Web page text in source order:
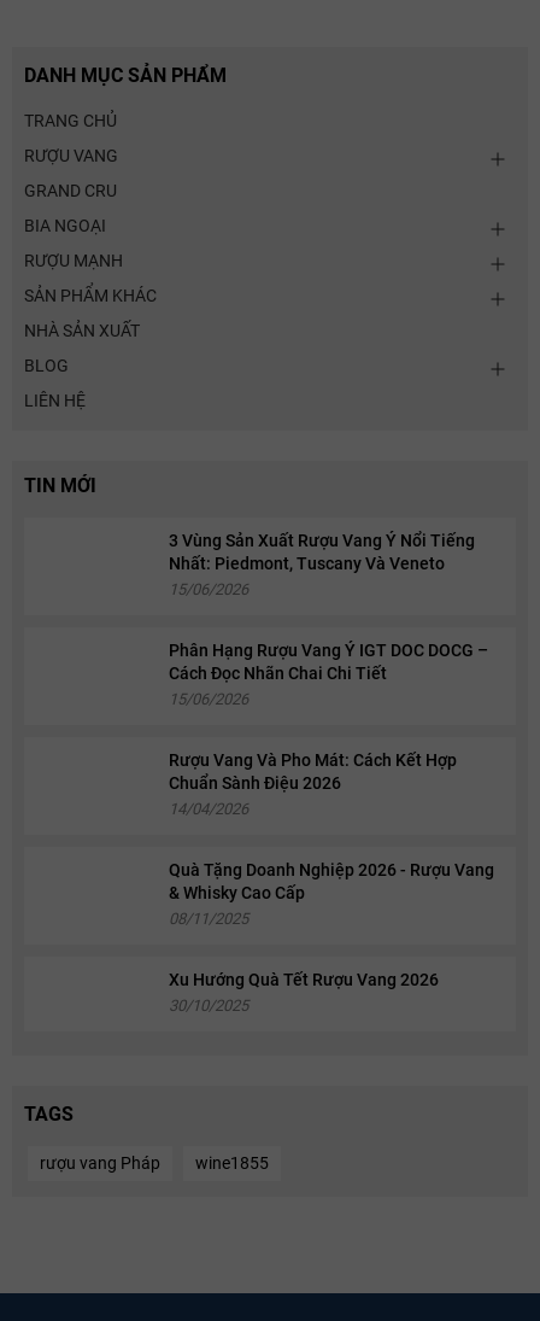
DANH MỤC SẢN PHẨM
TRANG CHỦ
RƯỢU VANG
GRAND CRU
BIA NGOẠI
RƯỢU MẠNH
SẢN PHẨM KHÁC
NHÀ SẢN XUẤT
BLOG
LIÊN HỆ
TIN MỚI
3 Vùng Sản Xuất Rượu Vang Ý Nổi Tiếng
Nhất: Piedmont, Tuscany Và Veneto
15/06/2026
Phân Hạng Rượu Vang Ý IGT DOC DOCG –
Cách Đọc Nhãn Chai Chi Tiết
15/06/2026
Rượu Vang Và Pho Mát: Cách Kết Hợp
Chuẩn Sành Điệu 2026
14/04/2026
Quà Tặng Doanh Nghiệp 2026 - Rượu Vang
& Whisky Cao Cấp
08/11/2025
Xu Hướng Quà Tết Rượu Vang 2026
30/10/2025
TAGS
rượu vang Pháp wine1855